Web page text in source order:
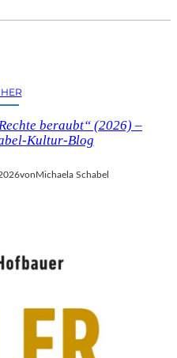
beraubt“ (2026) –
Kultur-Blog
vonMichaela Schabel